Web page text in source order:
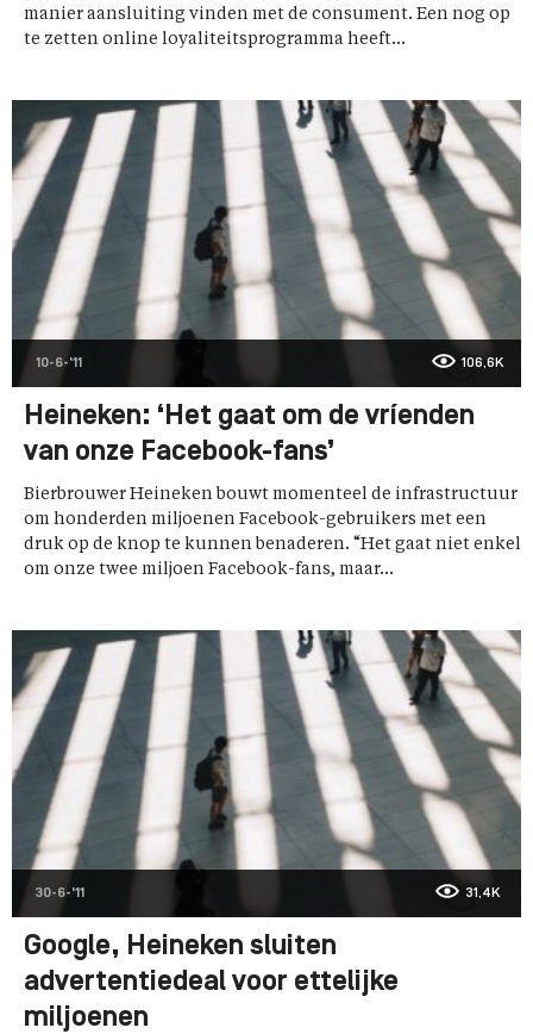
manier aansluiting vinden met de consument. Een nog op
te zetten online loyaliteitsprogramma heeft...
10-6-'11 106,6K
Heineken: ‘Het gaat om de vríenden
van onze Facebook-fans’
Bierbrouwer Heineken bouwt momenteel de infrastructuur
om honderden miljoenen Facebook-gebruikers met een
druk op de knop te kunnen benaderen. “Het gaat niet enkel
om onze twee miljoen Facebook-fans, maar...
30-6-'11 31,4K
Google, Heineken sluiten
advertentiedeal voor ettelijke
miljoenen